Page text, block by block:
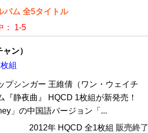
ム 全5タイトル
： 1-5
ン）
組
プシンガー 王維倩（ワン・ウェイチ
『静夜曲』 HQCD 1枚組が新発売！
」の中国語バージョン「...
2012年 HQCD 全1枚組 販売終了